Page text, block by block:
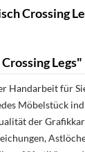
Crossing
Legs"
für
Möbelstück
der